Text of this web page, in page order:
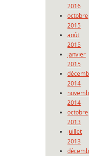
2016
octobre
2015
août
2015
janvier
2015
2014
2014
octobre
2013
juillet
2013